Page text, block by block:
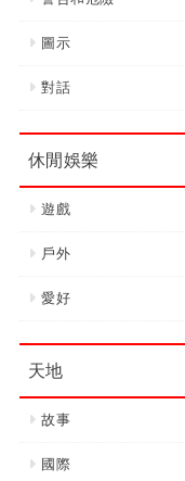
圖示
對話
休閒娛樂
遊戲
戶外
愛好
天地
故事
國際